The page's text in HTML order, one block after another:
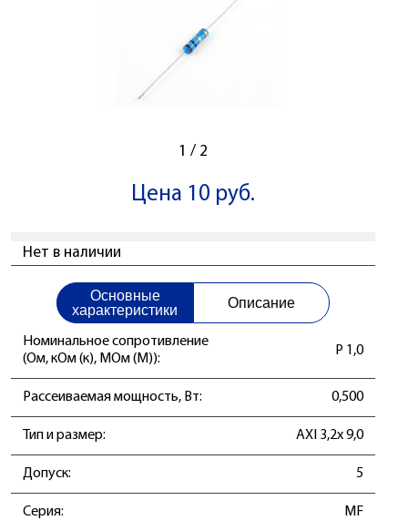
1 / 2
Цена 10 руб.
Нет в наличии
Основные
характеристики
Описание
Номинальное сопротивление
(Ом, кОм (к), МОм (М)):
Р 1,0
Рассеиваемая мощность, Вт: 0,500
Тип и размер: AXI 3,2x 9,0
Допуск: 5
Серия: MF